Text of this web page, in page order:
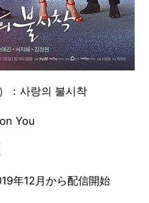
：사랑의 불시착
You
年12月から配信開始